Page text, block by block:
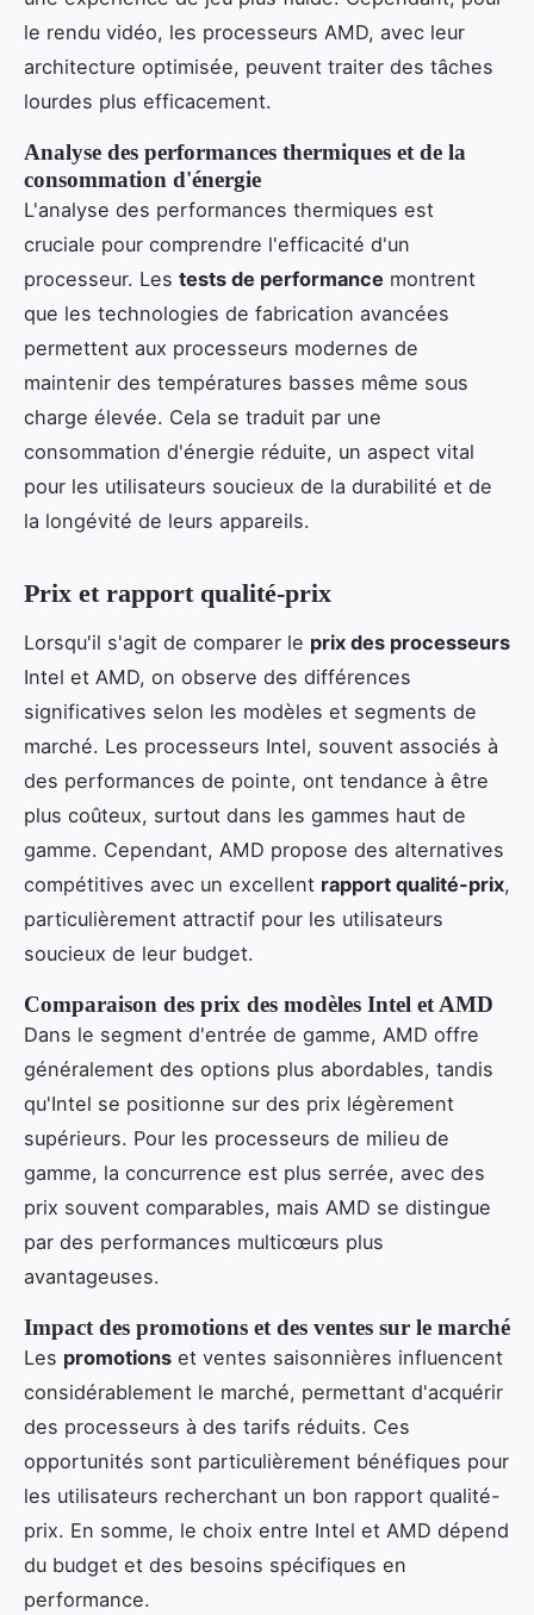
le rendu vidéo, les processeurs AMD, avec leur
architecture optimisée, peuvent traiter des tâches
lourdes plus efficacement.
Analyse des performances thermiques et de la
consommation d'énergie
L'analyse des performances thermiques est
cruciale pour comprendre l'efficacité d'un
processeur. Les tests de performance montrent
que les technologies de fabrication avancées
permettent aux processeurs modernes de
maintenir des températures basses même sous
charge élevée. Cela se traduit par une
consommation d'énergie réduite, un aspect vital
pour les utilisateurs soucieux de la durabilité et de
la longévité de leurs appareils.
Prix et rapport qualité-prix
Lorsqu'il s'agit de comparer le prix des processeurs
Intel et AMD, on observe des différences
significatives selon les modèles et segments de
marché. Les processeurs Intel, souvent associés à
des performances de pointe, ont tendance à être
plus coûteux, surtout dans les gammes haut de
gamme. Cependant, AMD propose des alternatives
compétitives avec un excellent rapport qualité-prix,
particulièrement attractif pour les utilisateurs
soucieux de leur budget.
Comparaison des prix des modèles Intel et AMD
Dans le segment d'entrée de gamme, AMD offre
généralement des options plus abordables, tandis
qu'Intel se positionne sur des prix légèrement
supérieurs. Pour les processeurs de milieu de
gamme, la concurrence est plus serrée, avec des
prix souvent comparables, mais AMD se distingue
par des performances multicœurs plus
avantageuses.
Impact des promotions et des ventes sur le marché
Les promotions et ventes saisonnières influencent
considérablement le marché, permettant d'acquérir
des processeurs à des tarifs réduits. Ces
opportunités sont particulièrement bénéfiques pour
les utilisateurs recherchant un bon rapport qualité-
prix. En somme, le choix entre Intel et AMD dépend
du budget et des besoins spécifiques en
performance.